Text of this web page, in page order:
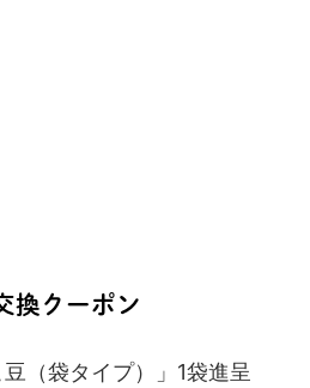
換クーポン
（袋タイプ）」1袋進呈